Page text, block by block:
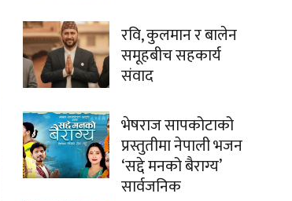
रवि, कुलमान र बालेन
समूहबीच सहकार्य
संवाद
भेषराज सापकोटाको
प्रस्तुतीमा नेपाली भजन
‘सद्दे मनको बैराग्य’
सार्वजनिक